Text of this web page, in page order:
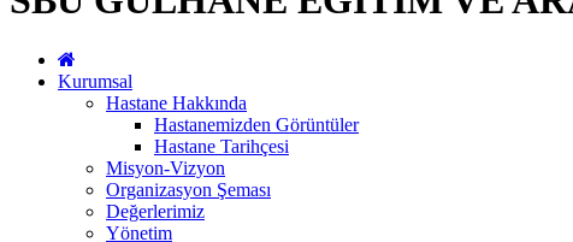
Kurumsal
Hastane Hakkında
Hastanemizden Görüntüler
Hastane Tarihçesi
Misyon-Vizyon
Organizasyon Şeması
Değerlerimiz
Yönetim